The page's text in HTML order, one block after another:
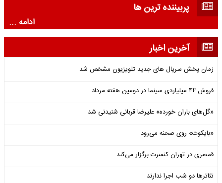
پربیننده ترین ها
ادامه ...
آخرین اخبار
زمان پخش سریال های جدید تلویزیون مشخص شد
فروش ۴۴ میلیاردی سینما در دومین هفته‌ مرداد
«گل‌های باران خورده» علیرضا قربانی شنیدنی شد
«بایکوت» روی صحنه می‌رود
قمصری در تهران کنسرت برگزار می‌کند
تئاترها دو شب اجرا ندارند